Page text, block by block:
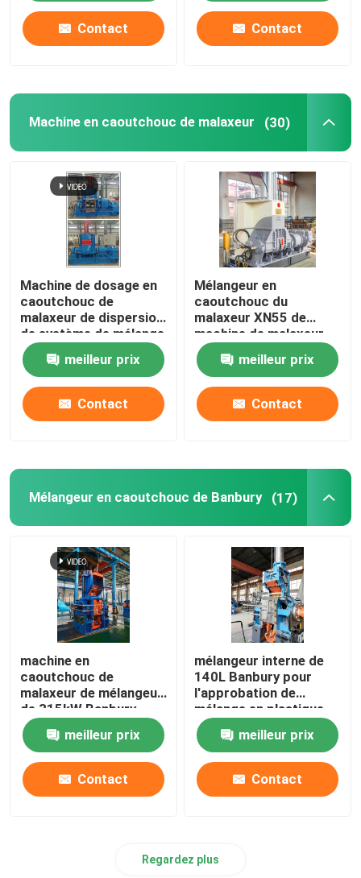
Contact Contact
Machine en caoutchouc de malaxeur (30)
Machine de dosage en
caoutchouc de
malaxeur de dispersion
de système de mélange
de malaxeur de
Banburymeilleur prix
Contact
Mélangeur en
caoutchouc du
malaxeur XN55 de
machine de malaxeur
en caoutchouc de
dispersionmeilleur prix
Contact
Mélangeur en caoutchouc de Banbury (17)
machine en
caoutchouc de
malaxeur de mélangeur
de 315kW Banbury
pour le mélange en
caoutchoucmeilleur prix
Contact
mélangeur interne de
140L Banbury pour
l'approbation de
mélange en plastique
en caoutchouc d'OIN
meilleur prix
Contact
Regardez plus